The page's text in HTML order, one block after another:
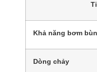
Khả năng bơm
Dòng chảy